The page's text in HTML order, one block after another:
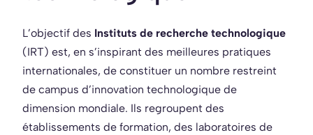
L’objectif des Instituts de recherche technologique
(IRT) est, en s’inspirant des meilleures pratiques
internationales, de constituer un nombre restreint
de campus d’innovation technologique de
dimension mondiale. Ils regroupent des
établissements de formation, des laboratoires de